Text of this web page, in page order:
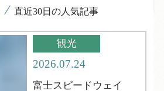
/ 直近30日の人気記事
観光
2026.07.24
富士スピードウェイ